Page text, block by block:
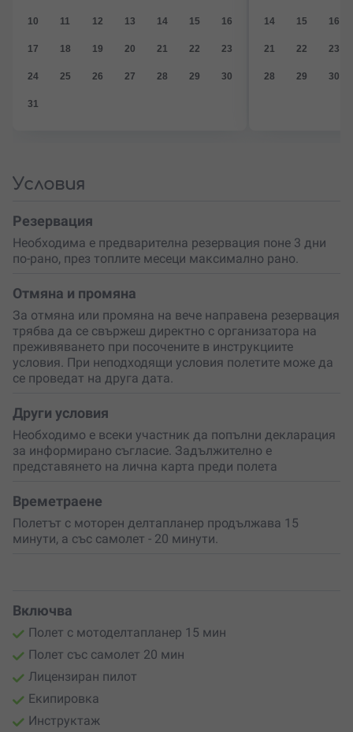
балистична система за спасяване;
провежда предварителен инструктаж;
Професионално фото и видеозаснемане.
Обичаш ли екстремните приключения? Този
10 11 12 13 14 15 16
17 18 19 20 21 22 23
24 25 26 27 28 29 30
31
14 15 16
21 22 23
28 29 30
Условия
Резервация
Необходима е предварителна резервация поне 3 дни
по-рано, през топлите месеци максимално рано.
Отмяна и промяна
За отмяна или промяна на вече направена резервация
трябва да се свържеш директно с организатора на
преживяването при посочените в инструкциите
условия. При неподходящи условия полетите може да
се проведат на друга дата.
Други условия
Необходимо е всеки участник да попълни декларация
за информирано съгласие. Задължително е
представянето на лична карта преди полета
Времетраене
Полетът с моторен делтапланер продължава 15
минути, а със самолет - 20 минути.
Включва
Полет с мотоделтапланер 15 мин
Полет със самолет 20 мин
Лицензиран пилот
Екипировка
Инструктаж